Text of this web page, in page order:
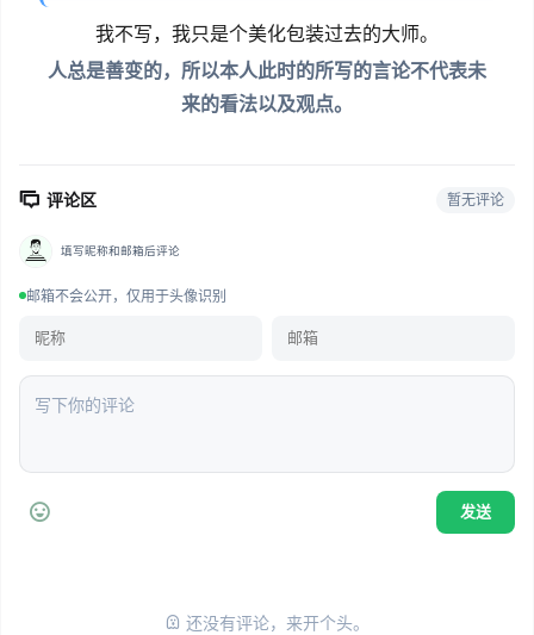
我不写，我只是个美化包装过去的大师。
人总是善变的，所以本人此时的所写的言论不代表未
来的看法以及观点。
评论区 暂无评论
填写昵称和邮箱后评论
邮箱不会公开，仅用于头像识别
还没有评论，来开个头。